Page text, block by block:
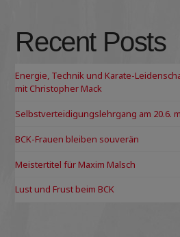
Recent Posts
Energie, Technik und Karate-
mit Christopher Mack
Selbstverteidigungslehrgang am 20.6.
BCK-Frauen bleiben souverän
Meistertitel für Maxim Malsch
Lust und Frust beim BCK